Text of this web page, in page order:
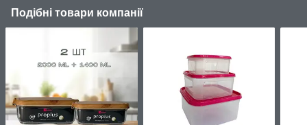
Подібні товари компанії